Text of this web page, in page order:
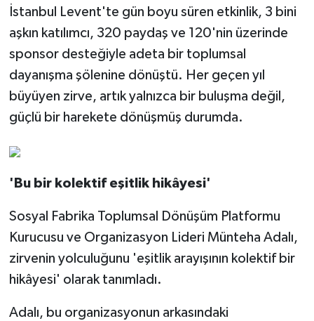
İstanbul Levent'te gün boyu süren etkinlik, 3 bini
aşkın katılımcı, 320 paydaş ve 120'nin üzerinde
sponsor desteğiyle adeta bir toplumsal
dayanışma şölenine dönüştü. Her geçen yıl
büyüyen zirve, artık yalnızca bir buluşma değil,
güçlü bir harekete dönüşmüş durumda.
'Bu bir kolektif eşitlik hikâyesi'
Sosyal Fabrika Toplumsal Dönüşüm Platformu
Kurucusu ve Organizasyon Lideri Münteha Adalı,
zirvenin yolculuğunu 'eşitlik arayışının kolektif bir
hikâyesi' olarak tanımladı.
Adalı, bu organizasyonun arkasındaki